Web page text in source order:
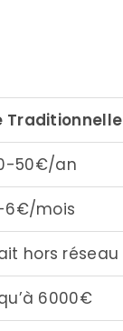
Traditionnelle
50€/an
6€/mois
hors réseau
6000€